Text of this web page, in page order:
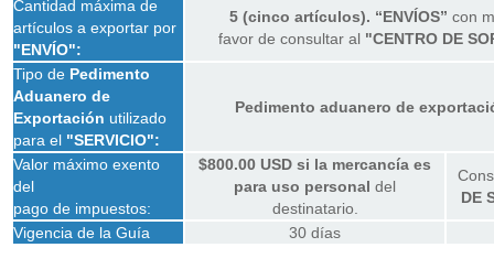
Cantidad máxima de
artículos a exportar por
"ENVÍO":
5 (cinco artículos). “ENVÍOS” con
favor de consultar al "CENTRO DE
Tipo de Pedimento
Aduanero de
Exportación utilizado
para el "SERVICIO":
Pedimento aduanero de
Valor máximo exento
del
pago de impuestos:
$800.00 USD si la mercancía es
para uso personal del
destinatario.
DE
Vigencia de la Guía
30 días